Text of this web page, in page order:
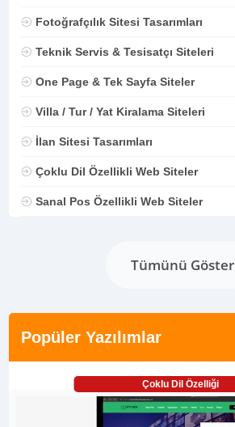
Fotoğrafçılık Sitesi Tasarımları
Teknik Servis & Tesisatçı Siteleri
One Page & Tek Sayfa Siteler
Villa / Tur / Yat Kiralama Siteleri
İlan Sitesi Tasarımları
Çoklu Dil Özellikli Web Siteler
Sanal Pos Özellikli Web Siteler
Tümünü Göster
Popüler Yazılımlar
Çoklu Dil Özelliği